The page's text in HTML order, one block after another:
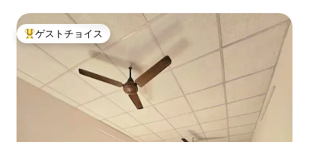
大好評のゲストチョイスです。
ゲストチョイス